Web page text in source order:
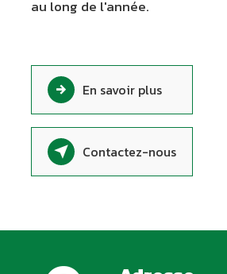
au long de l'année.
En savoir plus
Contactez-nous